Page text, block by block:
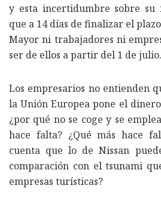
y esta incertidumbre sobre su
que a 14 días de finalizar el
Mayor ni trabajadores ni
ser de ellos a partir del 1 de julio.
Los empresarios no entienden
la Unión Europea pone el
¿por qué no se coge y se
hace falta? ¿Qué más hace
cuenta que lo de Nissan
comparación con el tsunami
empresas turísticas?